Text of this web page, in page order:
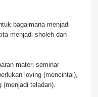
bagaimana menjadi
menjadi sholeh dan
materi seminar
loving (mencintai),
teladan).